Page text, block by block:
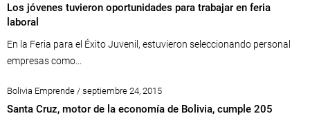
Los jóvenes tuvieron oportunidades para trabajar en feria
laboral
En la Feria para el Éxito Juvenil, estuvieron seleccionando personal
empresas como...
Bolivia Emprende / septiembre 24, 2015
Santa Cruz, motor de la economía de Bolivia, cumple 205